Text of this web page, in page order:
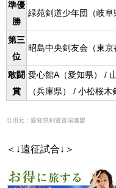
準優
勝
緑苑剣道少年団（岐阜
第三
位
昭島中央剣友会（東京
敢闘
賞
愛心館A（愛知県） /
（兵庫県） / 小松桜木
引用元：愛知県剣道道場連盟
＜↓遠征試合↓＞